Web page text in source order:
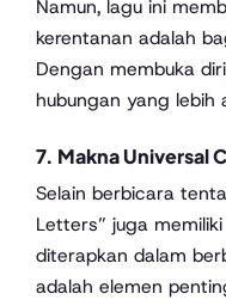
Namun, lagu ini
kerentanan adalah
Dengan membuka
hubungan yang lebih
7. Makna Universal
Selain berbicara
Letters” juga
diterapkan dalam
adalah elemen